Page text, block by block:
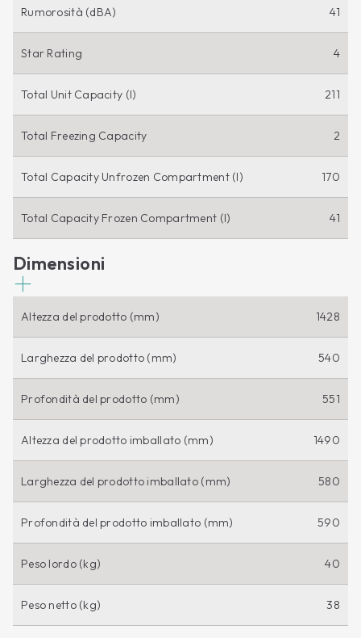
Rumorosità (dBA) 41
Star Rating 4
Total Unit Capacity (l) 211
Total Freezing Capacity 2
Total Capacity Unfrozen Compartment (l) 170
Total Capacity Frozen Compartment (l) 41
Dimensioni
Altezza del prodotto (mm) 1428
Larghezza del prodotto (mm) 540
Profondità del prodotto (mm) 551
Altezza del prodotto imballato (mm) 1490
Larghezza del prodotto imballato (mm) 580
Profondità del prodotto imballato (mm) 590
Peso lordo (kg) 40
Peso netto (kg) 38